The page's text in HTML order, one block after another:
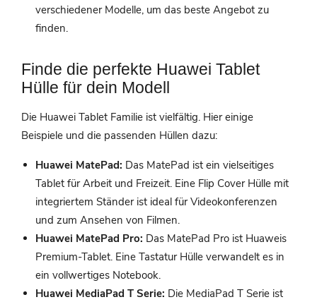
verschiedener Modelle, um das beste Angebot zu
finden.
Finde die perfekte Huawei Tablet
Hülle für dein Modell
Die Huawei Tablet Familie ist vielfältig. Hier einige
Beispiele und die passenden Hüllen dazu:
Huawei MatePad: Das MatePad ist ein vielseitiges
Tablet für Arbeit und Freizeit. Eine Flip Cover Hülle mit
integriertem Ständer ist ideal für Videokonferenzen
und zum Ansehen von Filmen.
Huawei MatePad Pro: Das MatePad Pro ist Huaweis
Premium-Tablet. Eine Tastatur Hülle verwandelt es in
ein vollwertiges Notebook.
Huawei MediaPad T Serie: Die MediaPad T Serie ist